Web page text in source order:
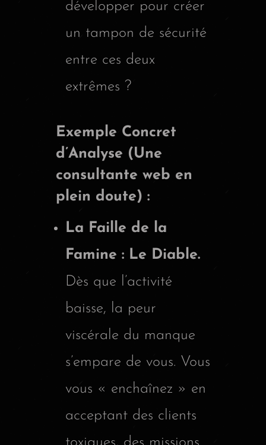
développer pour créer
un tampon de sécurité
entre ces deux
extrêmes ?
Exemple Concret
d’Analyse (Une
consultante web en
plein doute) :
La Faille de la
Famine : Le Diable.
Dès que l’activité
baisse, la peur
viscérale du manque
s’empare de vous. Vous
vous « enchaînez » en
acceptant des clients